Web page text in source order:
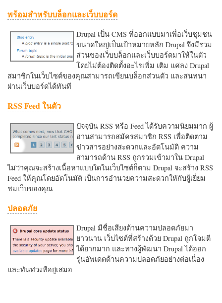
พร้อมสำหรับบล็อกและเว็บบอร์ด
Drupal เป็น CMS ที่ออกแบบมาเพื่อเว็บชุมชน
ขนาดใหญ่เป็นเป้าหมายหลัก Drupal จึงมีรวม
ส่วนของเว็บบล็อกและเว็บบอร์ดมาให้ในตัว
โดยไม่ต้องติดตั้งอะไรเพิ่ม เติม แค่ลง Drupal
สมาชิกในเว็บไซต์ของคุณสามารถเขียนบล็อกส่วนตัว และสนทนา
ผ่านเว็บบอร์ดได้ทันที
RSS Feed ในตัว
ปัจจุบัน RSS หรือ Feed ได้รับความนิยมมาก ผู้
อ่านสามารถสมัครสมาชิก RSS เพื่อติดตาม
ข่าวสารอย่างสะดวกและอัตโนมัติ ความ
สามารถด้าน RSS ถูกรวมเข้ามาใน Drupal
ไม่ว่าคุณจะสร้างเนื้อหาแบบใดในเว็บไซต์ก็ตาม Drupal จะสร้าง RSS
Feed ให้คุณโดยอัตโนมัติ เป็นการอำนวยความสะดวกใหักับผู้เยี่ยม
ชมเว็บของคุณ
ปลอดภัย
Drupal มีชื่อเสียงด้านความปลอดภัยมา
ยาวนาน เว็บไซต์ที่สร้างด้วย Drupal ถูกโจมตี
ได้ยากมาก และทางผู้พัฒนา Drupal ได้ออก
รุ่นอัพเดตด้านความปลอดภัยอย่างต่อเนื่อง
และทันท่วงทีอยู่เสมอ